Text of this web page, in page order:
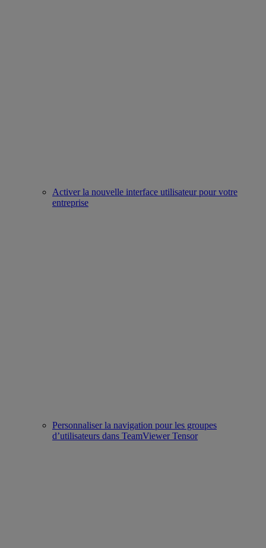
Activer la nouvelle interface utilisateur pour votre
entreprise
Personnaliser la navigation pour les groupes
d’utilisateurs dans TeamViewer Tensor